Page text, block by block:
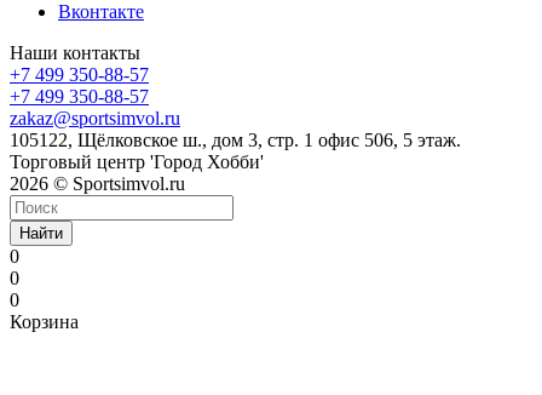
Вконтакте
Наши контакты
+7 499 350-88-57
+7 499 350-88-57
zakaz@sportsimvol.ru
105122, Щёлковское ш., дом 3, стр. 1 офис 506, 5 этаж.
Торговый центр 'Город Хобби'
2026 © Sportsimvol.ru
Найти
0
0
0
Корзина